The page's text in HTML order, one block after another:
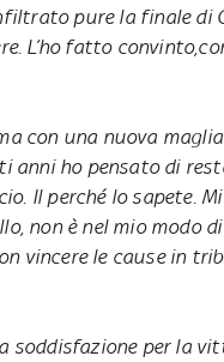
pure la finale di
L’ho fatto
con una nuova
anni ho pensato di
Il perché lo sapete.
non è nel mio modo
vincere le cause in
soddisfazione per la